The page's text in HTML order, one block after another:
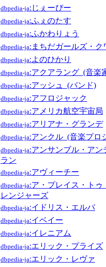
dbpedia-ja:じぇーぴー
dbpedia-ja:ふぇのたす
dbpedia-ja:ふかわりょう
dbpedia-ja:まちだガールズ・ク
dbpedia-ja:よのひかり
dbpedia-ja:アクアラング_(音楽
dbpedia-ja:アッシュ_(バンド)
dbpedia-ja:アフロジャック
dbpedia-ja:アメリカ航空宇宙局
dbpedia-ja:アリアナ・グランデ
dbpedia-ja:アンクル_(音楽プロ
dbpedia-ja:アンサンブル・アン
ラン
dbpedia-ja:アヴィーチー
dbpedia-ja:ア・プレイス・トゥ
レンジャーズ
dbpedia-ja:イドリス・エルバ
dbpedia-ja:イベイー
dbpedia-ja:イレニアム
dbpedia-ja:エリック・プライズ
dbpedia-ja:エリック・レヴァ